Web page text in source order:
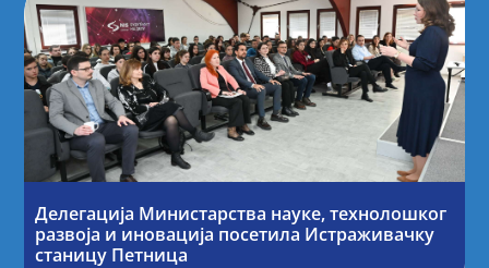
Делегација Министарства науке, технолошког
развоја и иновација посетила Истраживачку
станицу Петница